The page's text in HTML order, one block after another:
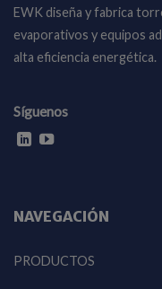
NAVEGACIÓN
PRODUCTOS
EWK diseña y fabrica
evaporativos y equipos
alta eficiencia energética.
Síguenos